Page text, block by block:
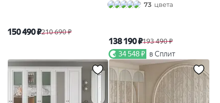
150 490 ₽210 690 ₽
73 цвета
138 190 ₽193 490 ₽
34 548 ₽ в Сплит